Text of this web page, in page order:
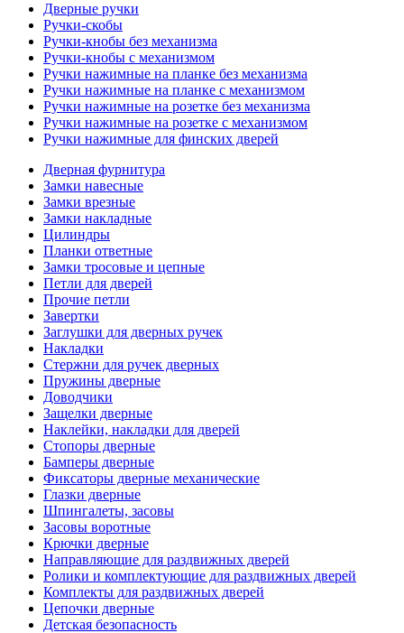
Дверные ручки
Ручки-скобы
Ручки-кнобы без механизма
Ручки-кнобы с механизмом
Ручки нажимные на планке без механизма
Ручки нажимные на планке с механизмом
Ручки нажимные на розетке без механизма
Ручки нажимные на розетке с механизмом
Ручки нажимные для финских дверей
Дверная фурнитура
Замки навесные
Замки врезные
Замки накладные
Цилиндры
Планки ответные
Замки тросовые и цепные
Петли для дверей
Прочие петли
Завертки
Заглушки для дверных ручек
Накладки
Стержни для ручек дверных
Пружины дверные
Доводчики
Защелки дверные
Наклейки, накладки для дверей
Стопоры дверные
Бамперы дверные
Фиксаторы дверные механические
Глазки дверные
Шпингалеты, засовы
Засовы воротные
Крючки дверные
Направляющие для раздвижных дверей
Ролики и комплектующие для раздвижных дверей
Комплекты для раздвижных дверей
Цепочки дверные
Детская безопасность